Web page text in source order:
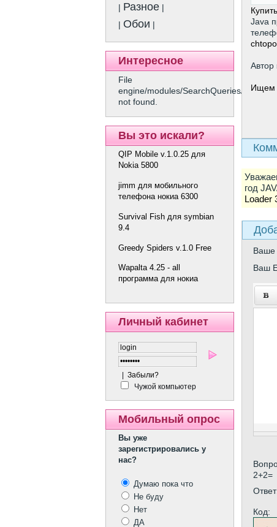
| Разное |
| Обои |
Интересное
File
engine/modules/SearchQueries/
not found.
Вы это искали?
QIP Mobile v.1.0.25 для
Nokia 5800
jimm для мобильного
телефона нокиа 6300
Survival Fish для symbian
9.4
Greedy Spiders v.1.0 Free
Wapalta 4.25 - all
программа для нокиа
Личный кабинет
Забыли?
Чужой компьютер
Мобильный опрос
Вы уже
зарегистрировались у
нас?
Думаю пока что
Не буду
Нет
ДА
Java
Автор
Ищем
год
Loader
Ваш
2+2=
Код: